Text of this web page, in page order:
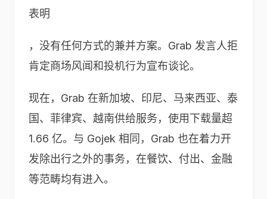
表明
，没有任何方式的兼并方案。Grab 发言人拒
肯定商场风闻和投机行为宣布谈论。
现在，Grab 在新加坡、印尼、马来西亚、泰
国、菲律宾、越南供给服务，使用下载量超
1.66 亿。与 Gojek 相同，Grab 也在着力开
发除出行之外的事务，在餐饮、付出、金融
等范畴均有进入。